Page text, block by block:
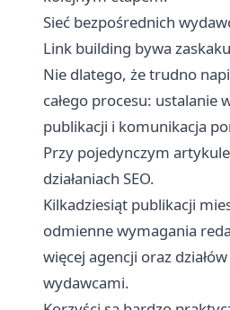
Sieć bezpośrednich
Link building bywa
Nie dlatego, że trudno
całego procesu:
publikacji i komunikacja
Przy pojedynczym
działaniach SEO.
Kilkadziesiąt publikacji
odmienne wymagania
więcej agencji oraz
wydawcami.